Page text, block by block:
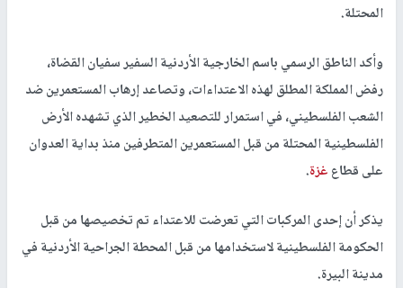
المحتلة.
‏وأكد الناطق الرسمي باسم الخارجية الأردنية السفير سفيان القضاة،
رفض المملكة المطلق لهذه الاعتداءات، وتصاعد إرهاب المستعمرين ضد
الشعب الفلسطيني، في استمرار للتصعيد الخطير الذي تشهده الأرض
الفلسطينية المحتلة من قبل المستعمرين المتطرفين منذ بداية العدوان
على قطاعغزة.
يذكر أن إحدى المركبات التي تعرضت للاعتداء تم تخصيصها من قبل
الحكومة الفلسطينية لاستخدامها من قبل المحطة الجراحية الأردنية في
مدينة البيرة.